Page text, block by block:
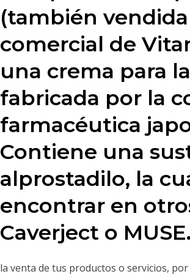
(también
comercial de
una crema para
fabricada por la
farmacéutica
Contiene una
alprostadilo, la
encontrar en
Caverject o
la venta de tus productos o servicios,